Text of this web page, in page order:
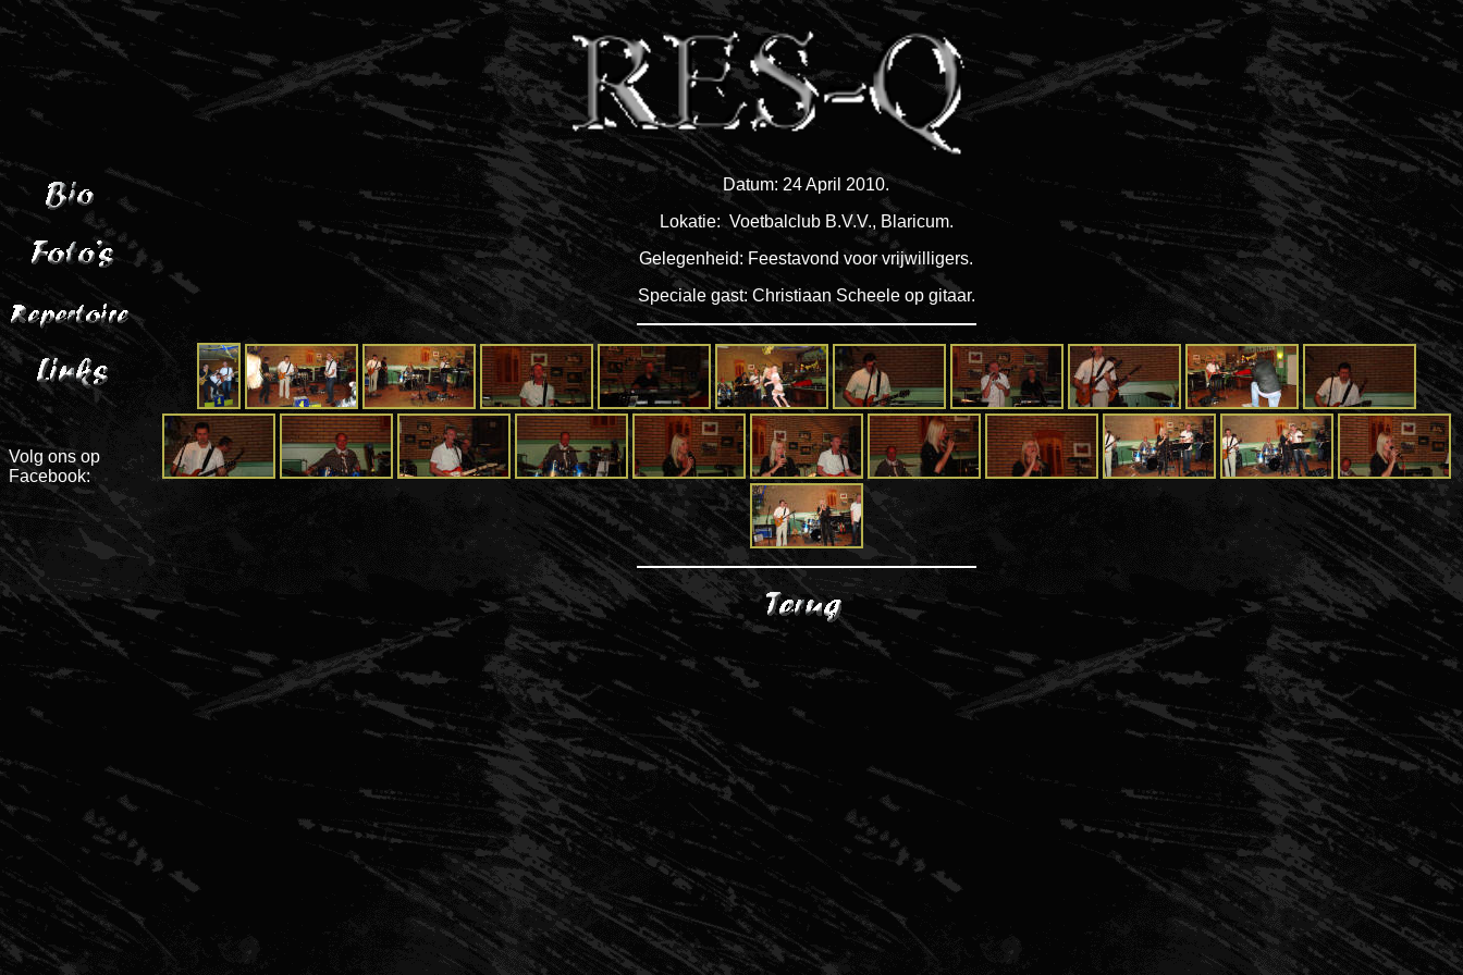
Volg ons op
Facebook:
Datum: 24 April 2010.
Lokatie: Voetbalclub B.V.V., Blaricum.
Gelegenheid: Feestavond voor vrijwilligers.
Speciale gast: Christiaan Scheele op gitaar.